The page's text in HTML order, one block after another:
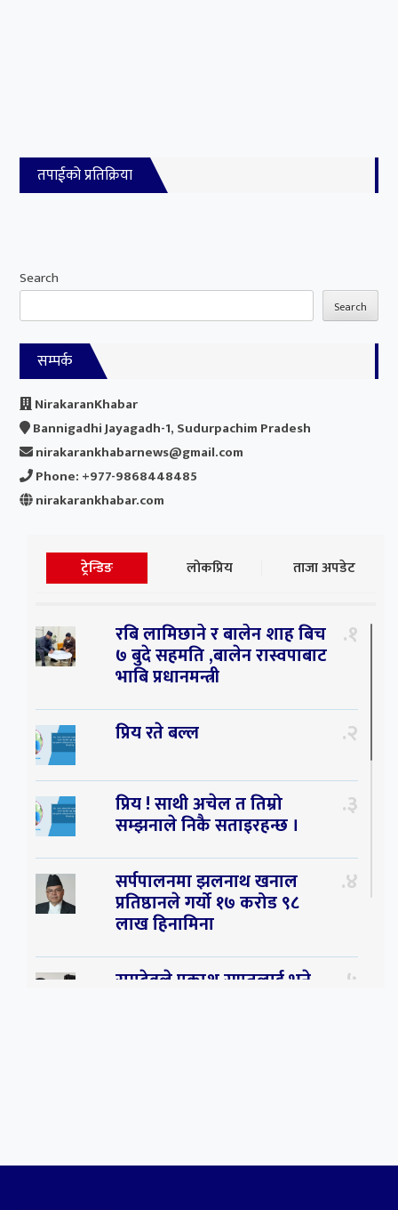
तपाईको प्रतिक्रिया
Search
Search
सम्पर्क
NirakaranKhabar
Bannigadhi Jayagadh-1, Sudurpachim Pradesh
nirakarankhabarnews@gmail.com
Phone: +977-9868448485
nirakarankhabar.com
ट्रेन्डिङ लोकप्रिय ताजा अपडेट
रबि लामिछाने र बालेन शाह बिच
७ बुदे सहमति ,बालेन रास्वपाबाट
भाबि प्रधानमन्त्री
१
प्रिय रते बल्ल २
प्रिय ! साथी अचेल त तिम्रो
सम्झनाले निकै सताइरहन्छ ।
३
सर्पपालनमा झलनाथ खनाल
प्रतिष्ठानले गर्यो १७ करोड ९८
लाख हिनामिना
४
रामदेवले प्रकाश सपुतलाई भने ५
७